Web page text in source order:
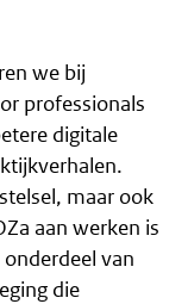
we bij
professionals
digitale
maar ook
aan werken is
van
die